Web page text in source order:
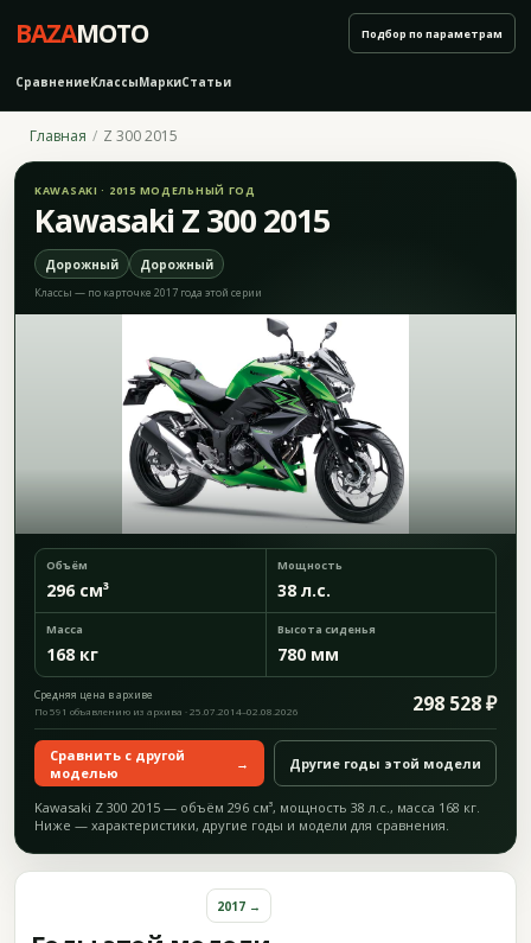
BAZAMOTO
СравнениеКлассыМаркиСтатьи
Подбор по параметрам
Главная Z 300 2015
KAWASAKI · 2015 МОДЕЛЬНЫЙ ГОД
Kawasaki Z 300 2015
Дорожный Дорожный
Классы — по карточке 2017 года этой серии
Объём
296 см³
Мощность
38 л.с.
Масса
168 кг
Высота сиденья
780 мм
Средняя цена в архиве 298 528 ₽
По 591 объявлению из архива · 25.07.2014–02.08.2026
Сравнить с другой
моделью
→ Другие годы этой модели
Kawasaki Z 300 2015 — объём 296 см³, мощность 38 л.с., масса 168 кг.
Ниже — характеристики, другие годы и модели для сравнения.
2017 →